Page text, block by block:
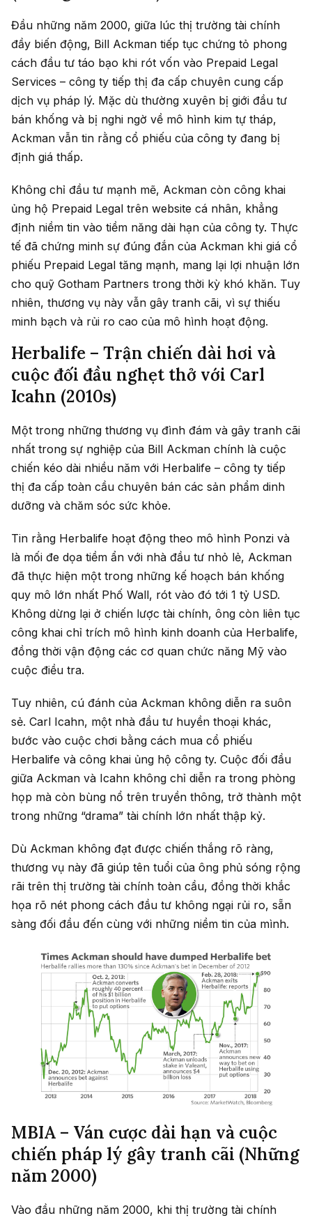
Đầu những năm 2000, giữa lúc thị trường tài chính
đầy biến động, Bill Ackman tiếp tục chứng tỏ phong
cách đầu tư táo bạo khi rót vốn vào Prepaid Legal
Services – công ty tiếp thị đa cấp chuyên cung cấp
dịch vụ pháp lý. Mặc dù thường xuyên bị giới đầu tư
bán khống và bị nghi ngờ về mô hình kim tự tháp,
Ackman vẫn tin rằng cổ phiếu của công ty đang bị
định giá thấp.
Không chỉ đầu tư mạnh mẽ, Ackman còn công khai
ủng hộ Prepaid Legal trên website cá nhân, khẳng
định niềm tin vào tiềm năng dài hạn của công ty. Thực
tế đã chứng minh sự đúng đắn của Ackman khi giá cổ
phiếu Prepaid Legal tăng mạnh, mang lại lợi nhuận lớn
cho quỹ Gotham Partners trong thời kỳ khó khăn. Tuy
nhiên, thương vụ này vẫn gây tranh cãi, vì sự thiếu
minh bạch và rủi ro cao của mô hình hoạt động.
Herbalife – Trận chiến dài hơi và
cuộc đối đầu nghẹt thở với Carl
Icahn (2010s)
Một trong những thương vụ đình đám và gây tranh cãi
nhất trong sự nghiệp của Bill Ackman chính là cuộc
chiến kéo dài nhiều năm với Herbalife – công ty tiếp
thị đa cấp toàn cầu chuyên bán các sản phẩm dinh
dưỡng và chăm sóc sức khỏe.
Tin rằng Herbalife hoạt động theo mô hình Ponzi và
là mối đe dọa tiềm ẩn với nhà đầu tư nhỏ lẻ, Ackman
đã thực hiện một trong những kế hoạch bán khống
quy mô lớn nhất Phố Wall, rót vào đó tới 1 tỷ USD.
Không dừng lại ở chiến lược tài chính, ông còn liên tục
công khai chỉ trích mô hình kinh doanh của Herbalife,
đồng thời vận động các cơ quan chức năng Mỹ vào
cuộc điều tra.
Tuy nhiên, cú đánh của Ackman không diễn ra suôn
sẻ. Carl Icahn, một nhà đầu tư huyền thoại khác,
bước vào cuộc chơi bằng cách mua cổ phiếu
Herbalife và công khai ủng hộ công ty. Cuộc đối đầu
giữa Ackman và Icahn không chỉ diễn ra trong phòng
họp mà còn bùng nổ trên truyền thông, trở thành một
trong những “drama” tài chính lớn nhất thập kỷ.
Dù Ackman không đạt được chiến thắng rõ ràng,
thương vụ này đã giúp tên tuổi của ông phủ sóng rộng
rãi trên thị trường tài chính toàn cầu, đồng thời khắc
họa rõ nét phong cách đầu tư không ngại rủi ro, sẵn
sàng đối đầu đến cùng với những niềm tin của mình.
MBIA – Ván cược dài hạn và cuộc
chiến pháp lý gây tranh cãi (Những
năm 2000)
Vào đầu những năm 2000, khi thị trường tài chính